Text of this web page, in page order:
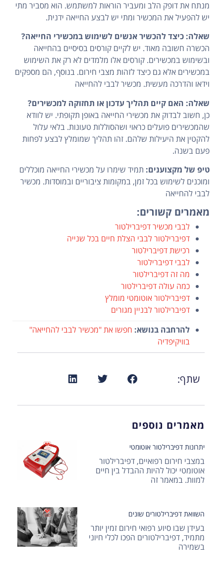
מנתח את דופק הלב ומעביר הוראות למשתמש. הוא מסביר מתי
יש להפעיל את המכשיר ומתי יש לבצע החייאה ידנית.
שאלה: כיצד להכשיר אנשים לשימוש במכשירי החייאה?
הכשרה חשובה מאוד. יש לקיים קורסים בסיסיים בהחייאה
ובשימוש במכשירים. קורסים אלו מלמדים לא רק את השימוש
במכשירים אלא גם כיצד לזהות מצבי חירום. בנוסף, הם מספקים
וידאו והדרכה מעשית. מכשיר לבבי להחייאה
שאלה: האם קיים תהליך עדכון או תחזוקה למכשירים?
כן, חשוב לבדוק את מכשירי החייאה באופן תקופתי. יש לוודא
שהמכשירים פועלים כראוי ושהסוללות טעונות. בלאי עלול
להקטין את היעילות שלהם. זהו תהליך שמומלץ לבצע לפחות
פעם בשנה.
טיפ של מקצוענים:תמיד שימרו על מכשירי החייאה מוכללים
ומוכנים לשימוש בכל זמן, במקומות ציבוריים ובמוסדות. מכשיר
לבבי להחייאה
מאמרים קשורים:
לבבי מכשיר דפיברילטור
דפיברילטור לבבי הצלת חיים בכל שנייה
רכישת דפיברילטור
לבבי דפיברילטור
מה זה דפיברילטור
כמה עולה דפיברילטור
דפיברילטור אוטומטי מומלץ
דפיברילטור לבניין מגורים
להרחבה בנושא: חפשו את "מכשיר לבבי להחייאה"
בוויקיפדיה
שתף:
מאמרים נוספים
יתרונות דפיברילטור אוטומטי
במצבי חירום רפואיים, דפיברילטור
אוטומטי יכול להיות ההבדל בין חיים
למוות. במאמר זה
השוואת דפיברילטורים שונים
בעידן שבו סיוע רפואי חירום זמין יותר
מתמיד, דפיברילטורים הפכו לכלי חיוני
בשמירה